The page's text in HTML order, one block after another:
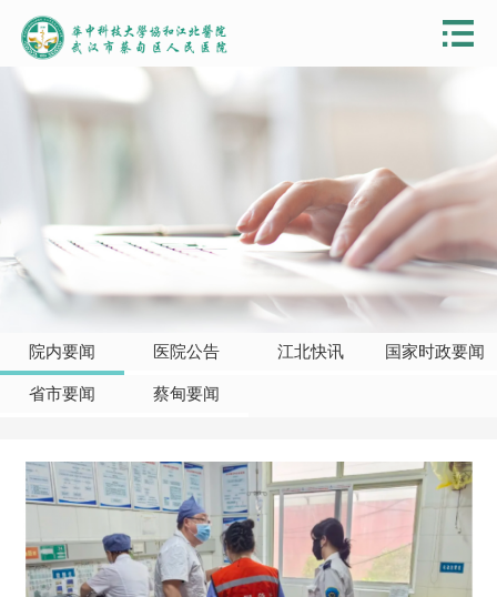
院内要闻 医院公告 江北快讯 国家时政要闻
省市要闻 蔡甸要闻